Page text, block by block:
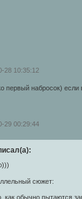
28 10:35:12
первый набросок)
29 00:29:44
сюжет:
как обычно пытаются